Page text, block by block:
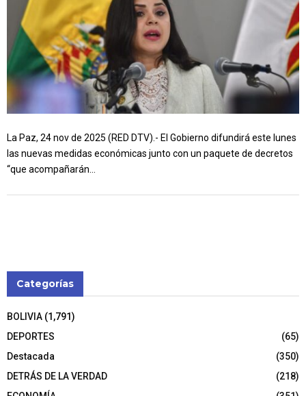
La Paz, 24 nov de 2025 (RED DTV).- El Gobierno difundirá este lunes
las nuevas medidas económicas junto con un paquete de decretos
“que acompañarán...
Categorías
BOLIVIA (1,791)
DEPORTES
(65)
Destacada
(350)
DETRÁS DE LA VERDAD
(218)